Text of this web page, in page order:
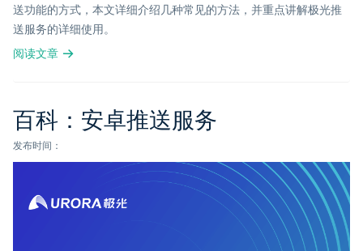
送功能的方式，本文详细介绍几种常见的方法，并重点讲解极光推
送服务的详细使用。
阅读文章
百科：安卓推送服务
发布时间：